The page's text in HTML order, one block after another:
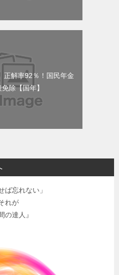
正解率92％！国民年金
除【国年】
ば忘れない」
れが
の達人』